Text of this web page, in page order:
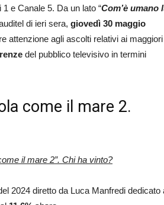
e Canale 5. Da un lato “Com’è umano
di ieri sera, giovedì 30 maggio
attenzione agli ascolti relativi ai maggiori
del pubblico televisivo in termini
come il mare 2.
il mare 2”. Chi ha vinto?
2024 diretto da Luca Manfredi dedicato